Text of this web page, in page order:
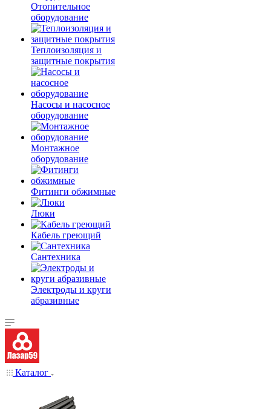
Отопительное
оборудование
Теплоизоляция и
защитные покрытия
Насосы и насосное
оборудование
Монтажное
оборудование
Фитинги обжимные
Люки
Кабель греющий
Сантехника
Электроды и круги
абразивные
Каталог